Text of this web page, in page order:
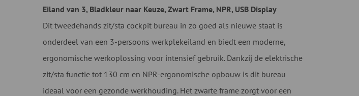
Eiland van 3, Bladkleur naar Keuze, Zwart Frame, NPR, USB Display
Dit tweedehands zit/sta cockpit bureau in zo goed als nieuwe staat is
onderdeel van een 3-persoons werkplekeiland en biedt een moderne,
ergonomische werkoplossing voor intensief gebruik. Dankzij de elektrische
zit/sta functie tot 130 cm en NPR-ergonomische opbouw is dit bureau
ideaal voor een gezonde werkhouding. Het zwarte frame zorgt voor een